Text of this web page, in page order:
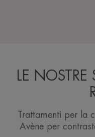
LE NOSTRE
Trattamenti per la
Avène per